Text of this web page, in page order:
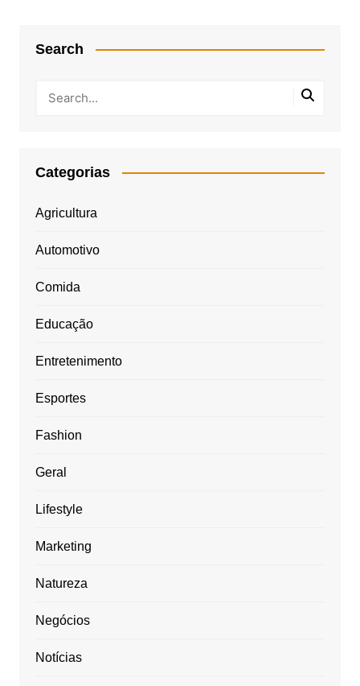
Search
Categorias
Agricultura
Automotivo
Comida
Educação
Entretenimento
Esportes
Fashion
Geral
Lifestyle
Marketing
Natureza
Negócios
Notícias